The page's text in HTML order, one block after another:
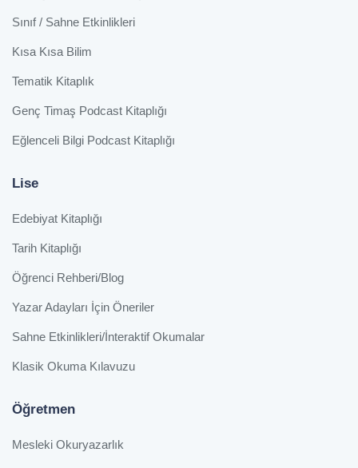
Sınıf / Sahne Etkinlikleri
Kısa Kısa Bilim
Tematik Kitaplık
Genç Timaş Podcast Kitaplığı
Eğlenceli Bilgi Podcast Kitaplığı
Lise
Edebiyat Kitaplığı
Tarih Kitaplığı
Öğrenci Rehberi/Blog
Yazar Adayları İçin Öneriler
Sahne Etkinlikleri/İnteraktif Okumalar
Klasik Okuma Kılavuzu
Öğretmen
Mesleki Okuryazarlık